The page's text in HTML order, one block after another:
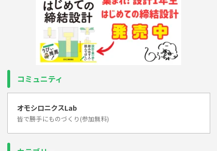
コミュニティ
オモシロニクスLab
皆で勝手にものづくり(参加無料)